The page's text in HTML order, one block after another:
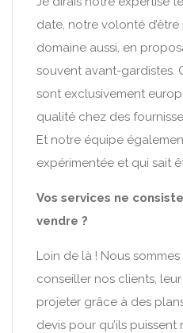
date, notre volonté
domaine aussi, en
souvent avant-gardistes.
sont exclusivement
qualité chez des
Et notre équipe
expérimentée et qui sait
Vos services ne
vendre ?
Loin de là ! Nous
conseiller nos clients,
projeter grâce à des
devis pour qu’ils